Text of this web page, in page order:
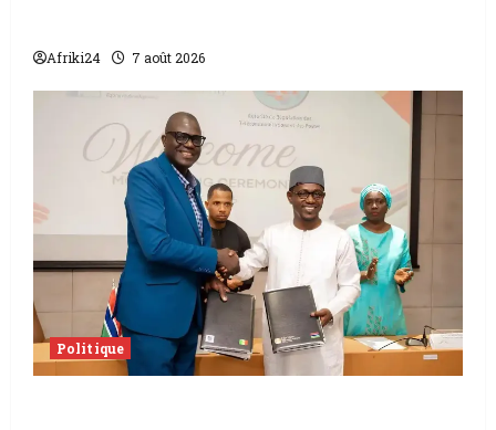
Afriki24 7 août 2026
Politique